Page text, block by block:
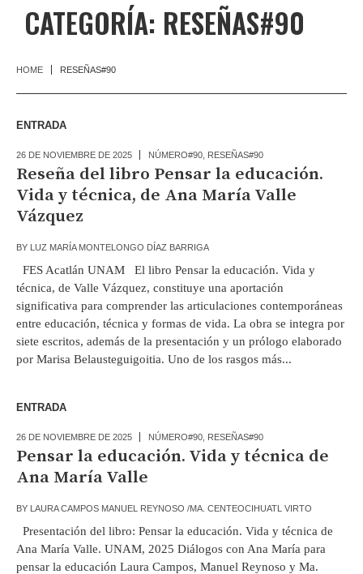
CATEGORÍA: RESEÑAS#90
HOME RESEÑAS#90
ENTRADA
26 DE NOVIEMBRE DE 2025 NÚMERO#90 RESEÑAS#90
Reseña del libro Pensar la educación.
Vida y técnica, de Ana María Valle
Vázquez
BY LUZ MARÍA MONTELONGO DÍAZ BARRIGA
FES Acatlán UNAM El libro Pensar la educación. Vida y
técnica, de Valle Vázquez, constituye una aportación
significativa para comprender las articulaciones contemporáneas
entre educación, técnica y formas de vida. La obra se integra por
siete escritos, además de la presentación y un prólogo elaborado
por Marisa Belausteguigoitia. Uno de los rasgos más...
ENTRADA
26 DE NOVIEMBRE DE 2025 NÚMERO#90 RESEÑAS#90
Pensar la educación. Vida y técnica de
Ana María Valle
BY LAURA CAMPOS MANUEL REYNOSO /MA. CENTEOCIHUATL VIRTO
Presentación del libro: Pensar la educación. Vida y técnica de
Ana María Valle. UNAM, 2025 Diálogos con Ana María para
pensar la educación Laura Campos, Manuel Reynoso y Ma.